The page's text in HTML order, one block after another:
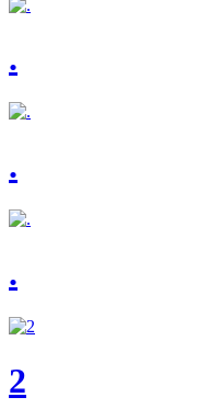
.
.
.
2